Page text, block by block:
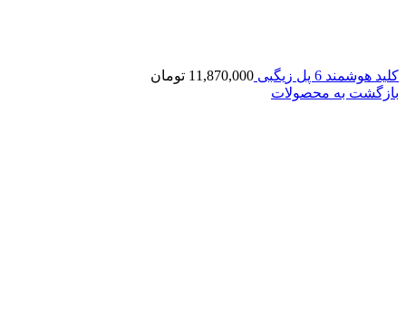
کلید هوشمند 6 پل زیگبی 11,870,000 تومان
بازگشت به محصولات